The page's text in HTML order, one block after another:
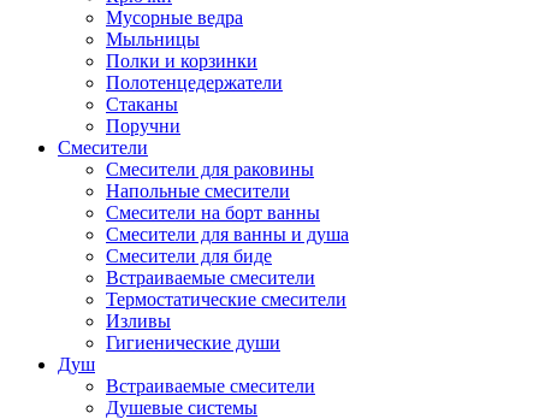
Мусорные ведра
Мыльницы
Полки и корзинки
Полотенцедержатели
Стаканы
Поручни
Смесители
Смесители для раковины
Напольные смесители
Смесители на борт ванны
Смесители для ванны и душа
Смесители для биде
Встраиваемые смесители
Термостатические смесители
Изливы
Гигиенические души
Душ
Встраиваемые смесители
Душевые системы